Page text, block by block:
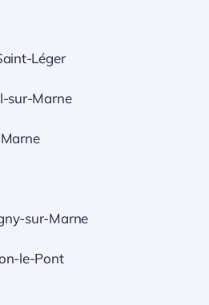
Léger
sur-Marne
sur-Marne
le-Pont